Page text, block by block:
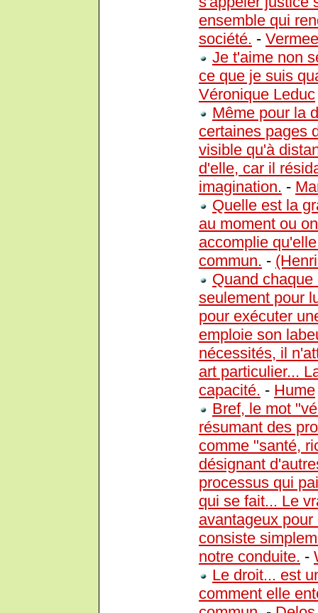
ensemble qui
société. -
Je t'aime non
ce que je suis
Véronique Leduc
Même pour la
certaines pages
visible qu'à
d'elle, car il
imagination. -
Quelle est la
au moment ou
accomplie
commun. -
Quand
seulement pour
pour exécuter
emploie son
nécessités, il
art particulier...
capacité. - Hume
Bref, le mot
résumant des
comme "santé,
désignant
processus qui
qui se fait... Le
avantageux
consiste
notre conduite. -
Le droit... est
comment elle